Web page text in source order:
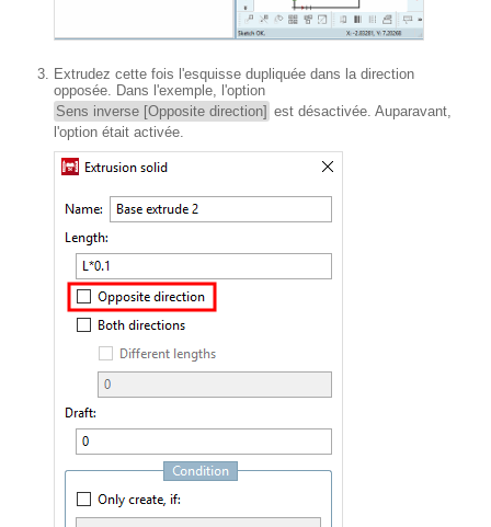
Extrudez cette fois l'esquisse dupliquée dans la direction
opposée. Dans l'exemple, l'option
Sens inverse [Opposite direction] est désactivée. Auparavant,
l'option était activée.